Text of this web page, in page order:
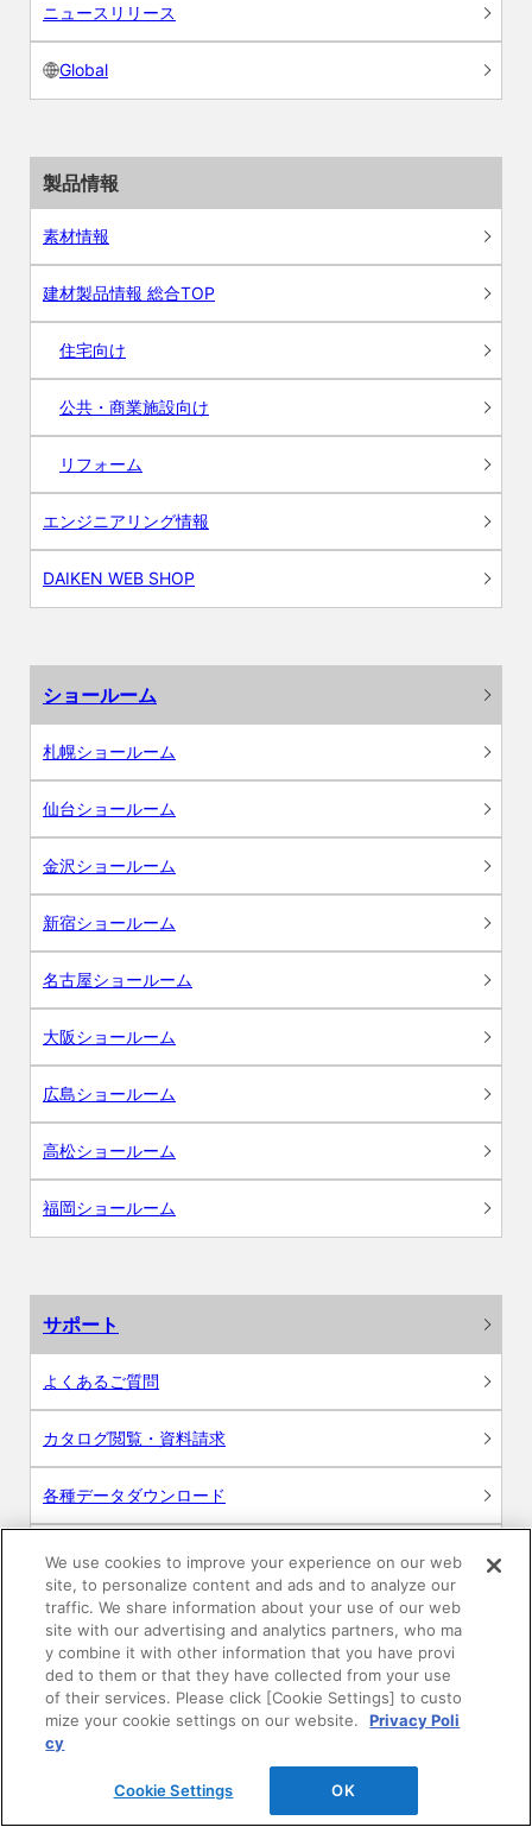
ニュースリリース
Global
製品情報
素材情報
建材製品情報 総合TOP
住宅向け
公共・商業施設向け
リフォーム
エンジニアリング情報
DAIKEN WEB SHOP
ショールーム
札幌ショールーム
仙台ショールーム
金沢ショールーム
新宿ショールーム
名古屋ショールーム
大阪ショールーム
広島ショールーム
高松ショールーム
福岡ショールーム
サポート
よくあるご質問
カタログ閲覧・資料請求
各種データダウンロード
WEB見積・各種シミュレーション
交換用部品の購入
修理・点検
お問い合わせ
We use cookies to improve your experience on our web
site, to personalize content and ads and to analyze our
traffic. We share information about your use of our web
site with our advertising and analytics partners, who ma
y combine it with other information that you have provi
ded to them or that they have collected from your use
of their services. Please click [Cookie Settings] to custo
mize your cookie settings on our website.
Privacy Poli
cy
Cookie Settings OK